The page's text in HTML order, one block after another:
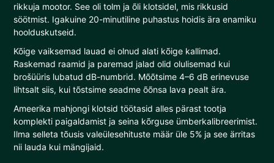
rikkuja mootor. See oli tolm ja õli klotsidel, mis rikkusid
söötmist. Igakuine 20-minutiline puhastus hoidis ära enamiku
hoolduskutseid.
Kõige vaiksemad lauad ei olnud alati kõige kallimad.
Raskemad raamid ja paremad jalad olid olulisemad kui
brošüüris lubatud dB-numbrid. Mõõtsime 4–6 dB erinevuse
lihtsalt siis, kui tõstsime seadme õõnsa lava pealt ära.
Ameerika mahjongi klotsid töötasid alles pärast tootja
komplekti paigaldamist ja seina kõrguse ümberkalibreerimist.
Ilma selleta tõusis valeülesehituste määr üle 5% ja see ärritas
nii lauda kui mängijaid.